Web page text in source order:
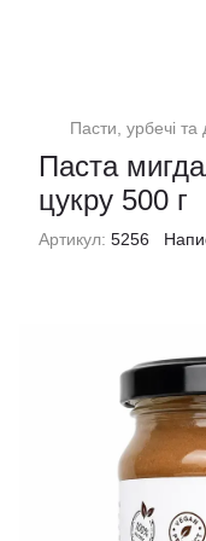
Пасти, урбечі
Паста
цукру 500 г
Артикул: 5256